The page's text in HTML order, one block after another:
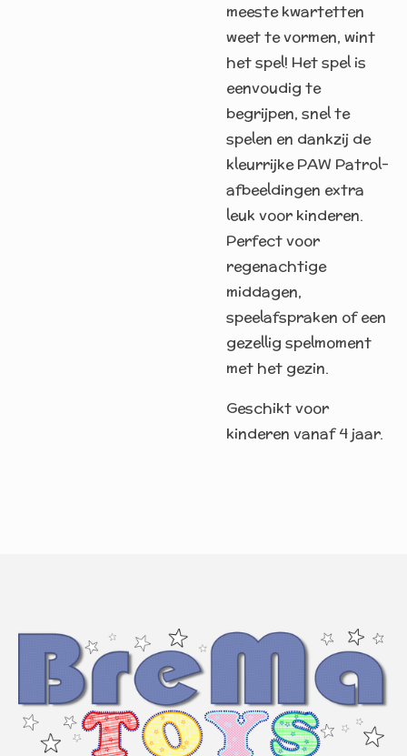
meeste kwartetten
weet te vormen, wint
het spel! Het spel is
eenvoudig te
begrijpen, snel te
spelen en dankzij de
kleurrijke PAW Patrol-
afbeeldingen extra
leuk voor kinderen.
Perfect voor
regenachtige
middagen,
speelafspraken of een
gezellig spelmoment
met het gezin.
Geschikt voor
kinderen vanaf 4 jaar.